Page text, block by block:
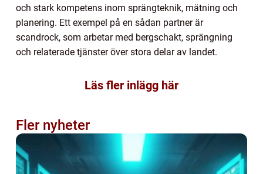
och stark kompetens inom sprängteknik, mätning och
planering. Ett exempel på en sådan partner är
scandrock, som arbetar med bergschakt, sprängning
och relaterade tjänster över stora delar av landet.
Läs fler inlägg här
Fler nyheter